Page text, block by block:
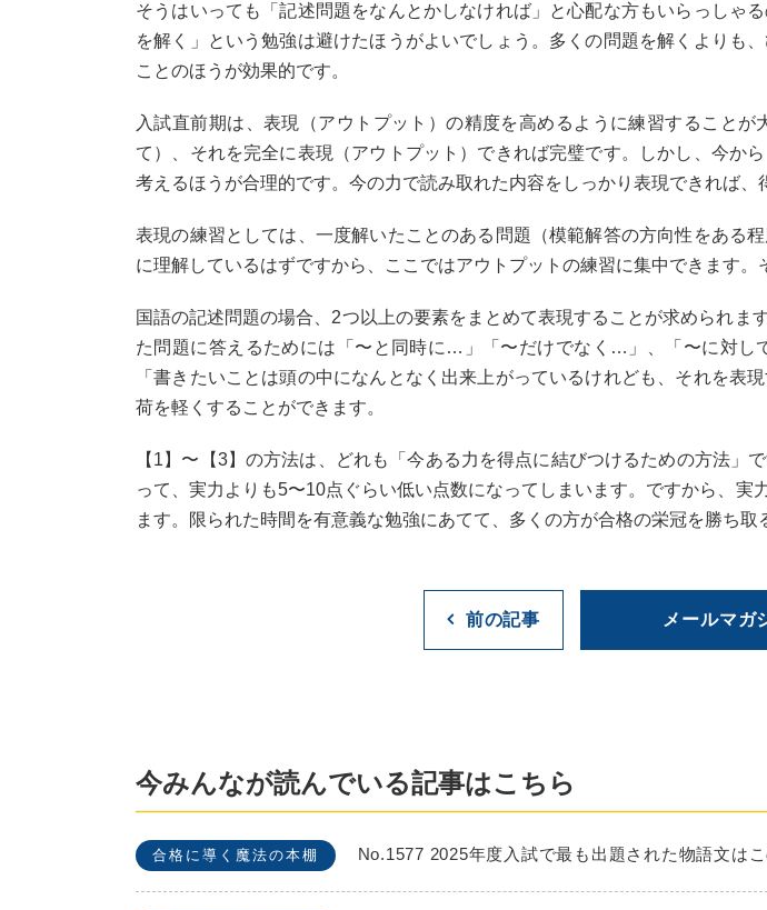
そうはいっても「記述問題をなんとかしなければ」と心配な方もいらっしゃ
を解く」という勉強は避けたほうがよいでしょう。多くの問題を解くよりも
ことのほうが効果的です。
入試直前期は、表現（アウトプット）の精度を高めるように練習すること
て）、それを完全に表現（アウトプット）できれば完璧です。しかし、今か
考えるほうが合理的です。今の力で読み取れた内容をしっかり表現できれば、
表現の練習としては、一度解いたことのある問題（模範解答の方向性をある
に理解しているはずですから、ここではアウトプットの練習に集中できます。
国語の記述問題の場合、2つ以上の要素をまとめて表現することが求められ
た問題に答えるためには「〜と同時に…」「〜だけでなく…」、「〜に対
「書きたいことは頭の中になんとなく出来上がっているけれども、それを
荷を軽くすることができます。
【1】〜【3】の方法は、どれも「今ある力を得点に結びつけるための方法
って、実力よりも5〜10点ぐらい低い点数になってしまいます。ですから、
ます。限られた時間を有意義な勉強にあてて、多くの方が合格の栄冠を勝ち取
前の記事 メールマガ
今みんなが読んでいる記事はこちら
合格に導く魔法の本棚 No.1577 2025年度入試で最も出題された物語文はこ